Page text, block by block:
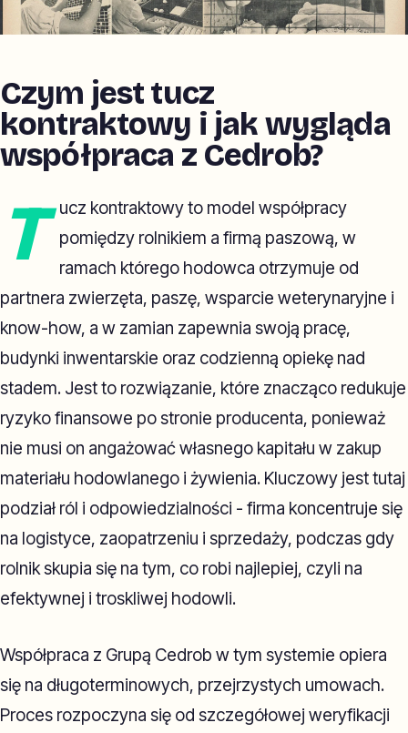
Czym jest tucz
kontraktowy i jak wygląda
współpraca z Cedrob?
T
ucz kontraktowy to model współpracy
pomiędzy rolnikiem a firmą paszową, w
ramach którego hodowca otrzymuje od
partnera zwierzęta, paszę, wsparcie weterynaryjne i
know-how, a w zamian zapewnia swoją pracę,
budynki inwentarskie oraz codzienną opiekę nad
stadem. Jest to rozwiązanie, które znacząco redukuje
ryzyko finansowe po stronie producenta, ponieważ
nie musi on angażować własnego kapitału w zakup
materiału hodowlanego i żywienia. Kluczowy jest tutaj
podział ról i odpowiedzialności - firma koncentruje się
na logistyce, zaopatrzeniu i sprzedaży, podczas gdy
rolnik skupia się na tym, co robi najlepiej, czyli na
efektywnej i troskliwej hodowli.
Współpraca z Grupą Cedrob w tym systemie opiera
się na długoterminowych, przejrzystych umowach.
Proces rozpoczyna się od szczegółowej weryfikacji